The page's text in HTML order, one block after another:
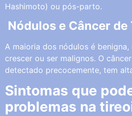
Hashimoto) ou pós-parto.
Nódulos e Câncer de
A maioria dos nódulos é benigna,
crescer ou ser malignos. O
detectado precocemente, tem
Sintomas que
problemas na